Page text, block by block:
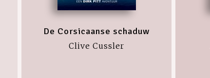
De Corsicaanse schaduw
Clive Cussler